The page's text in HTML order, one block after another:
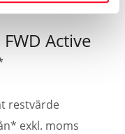
Active
restvärde
exkl. moms